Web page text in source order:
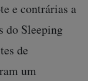
e contrárias a
do Sleeping
de
um